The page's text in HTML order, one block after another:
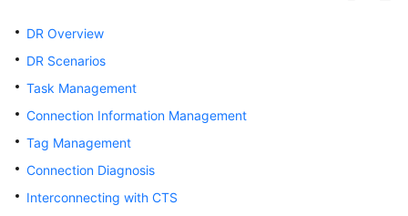
Overview
Billing
Getting
User
Guide
DR Overview
DR Scenarios
Task Management
Connection Information Management
Tag Management
Connection Diagnosis
Interconnecting with CTS